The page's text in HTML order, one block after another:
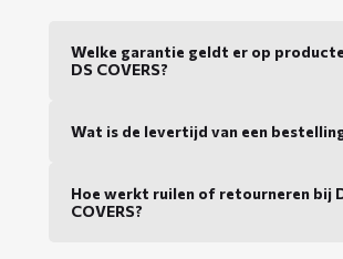
Welke garantie geldt er op
DS COVERS?
Wat is de levertijd van een
Hoe werkt ruilen of retourneren bij
COVERS?